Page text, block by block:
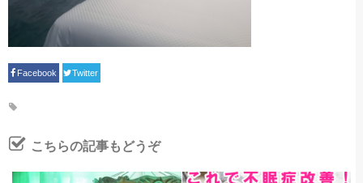
Facebook Twitter
こちらの記事もどうぞ